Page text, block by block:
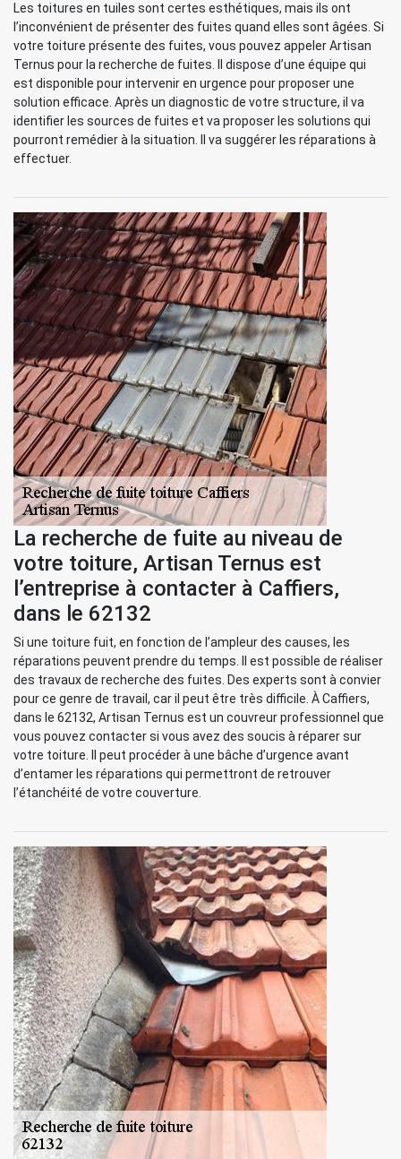
Les toitures en tuiles sont certes esthétiques, mais ils ont
l’inconvénient de présenter des fuites quand elles sont âgées. Si
votre toiture présente des fuites, vous pouvez appeler Artisan
Ternus pour la recherche de fuites. Il dispose d’une équipe qui
est disponible pour intervenir en urgence pour proposer une
solution efficace. Après un diagnostic de votre structure, il va
identifier les sources de fuites et va proposer les solutions qui
pourront remédier à la situation. Il va suggérer les réparations à
effectuer.
La recherche de fuite au niveau de
votre toiture, Artisan Ternus est
l’entreprise à contacter à Caffiers,
dans le 62132
Si une toiture fuit, en fonction de l’ampleur des causes, les
réparations peuvent prendre du temps. Il est possible de réaliser
des travaux de recherche des fuites. Des experts sont à convier
pour ce genre de travail, car il peut être très difficile. À Caffiers,
dans le 62132, Artisan Ternus est un couvreur professionnel que
vous pouvez contacter si vous avez des soucis à réparer sur
votre toiture. Il peut procéder à une bâche d’urgence avant
d’entamer les réparations qui permettront de retrouver
l’étanchéité de votre couverture.